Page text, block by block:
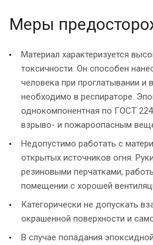
Меры
Материал характеризуется
токсичности. Он способен
человека при проглатывании и
необходимо в респираторе.
однокомпонентная по ГОСТ
взрыво- и пожароопасным
Недопустимо работать с
открытых источников огня.
резиновыми перчатками,
помещении с хорошей
Категорически не допускать
окрашенной поверхности и
В случае попадания